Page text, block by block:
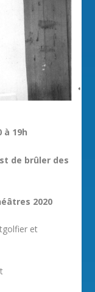
à 19h
de brûler des
2020
et